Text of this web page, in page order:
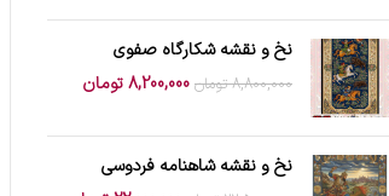
نخ و نقشه شکارگاه صفوی
8,800,000 تومان 8,200,000تومان
نخ و نقشه شاهنامه فردوسی